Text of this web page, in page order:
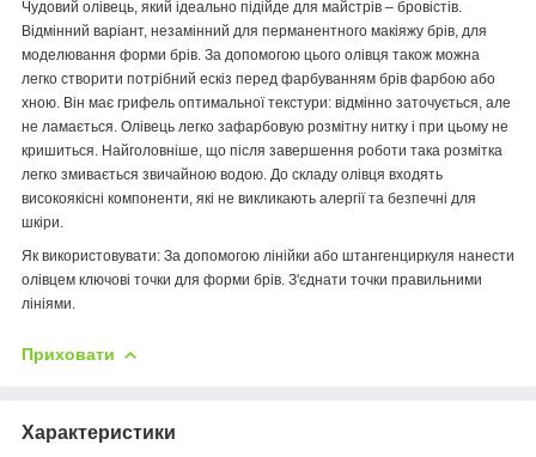
Чудовий олівець, який ідеально підійде для майстрів – бровістів.
Відмінний варіант, незамінний для перманентного макіяжу брів, для
моделювання форми брів. За допомогою цього олівця також можна
легко створити потрібний ескіз перед фарбуванням брів фарбою або
хною. Він має грифель оптимальної текстури: відмінно заточується, але
не ламається. Олівець легко зафарбовую розмітну нитку і при цьому не
кришиться. Найголовніше, що після завершення роботи така розмітка
легко змивається звичайною водою. До складу олівця входять
високоякісні компоненти, які не викликають алергії та безпечні для
шкіри.
Як використовувати: За допомогою лінійки або штангенциркуля нанести
олівцем ключові точки для форми брів. З'єднати точки правильними
лініями.
Приховати
Характеристики